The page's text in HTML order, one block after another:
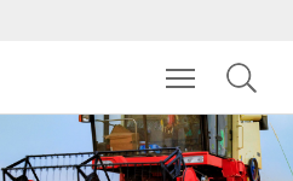
Toggle